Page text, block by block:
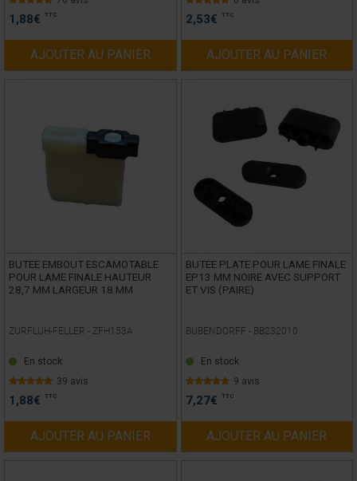
1,88€ TTC
AJOUTER AU PANIER
2,53€ TTC
AJOUTER AU PANIER
BUTEE EMBOUT ESCAMOTABLE
POUR LAME FINALE HAUTEUR
28,7 MM LARGEUR 18 MM
ZURFLUH-FELLER - ZFH153A
En stock
39 avis
1,88€ TTC
AJOUTER AU PANIER
BUTEE PLATE POUR LAME FINALE
EP13 MM NOIRE AVEC SUPPORT
ET VIS (PAIRE)
BUBENDORFF - BB232010
En stock
9 avis
7,27€ TTC
AJOUTER AU PANIER